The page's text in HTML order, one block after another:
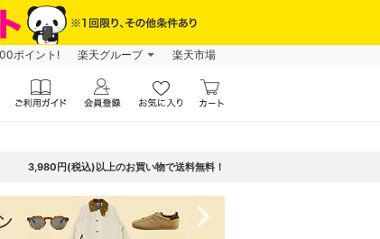
ポイント! 楽天グループ 楽天市場
3,980円(税込)以上のお買い物で送料無料！
navigate_next